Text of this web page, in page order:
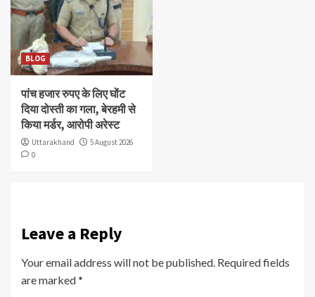
BLOG
पांच हजार रुपए के लिए घोंट
दिया दोस्ती का गला, बेरहमी से
किया मर्डर, आरोपी अरेस्ट
Uttarakhand
5 August 2026
0
Leave a Reply
Your email address will not be published. Required fields
are marked*